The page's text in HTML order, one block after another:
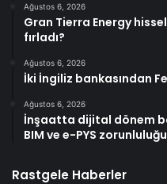
Ağustos 6, 2026
Gran Tierra Energy
fırladı?
Ağustos 6, 2026
İki İngiliz bankasından
Ağustos 6, 2026
İnşaatta dijital dönem
BIM ve e-PYS
Rastgele Haberler